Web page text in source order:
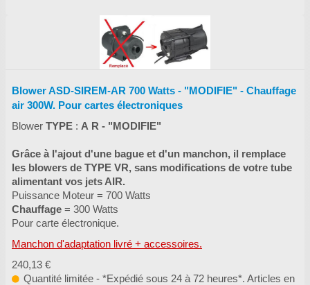
Blower ASD-SIREM-AR 700 Watts - "MODIFIE" - Chauffage
air 300W. Pour cartes électroniques
Blower TYPE : A R - "MODIFIE"
Grâce à l'ajout d'une bague et d'un manchon, il remplace
les blowers de TYPE VR, sans modifications de votre tube
alimentant vos jets AIR.
Puissance Moteur = 700 Watts
Chauffage = 300 Watts
Pour carte électronique.
Manchon d'adaptation livré + accessoires.
240,13 €
Quantité limitée - *Expédié sous 24 à 72 heures*. Articles en